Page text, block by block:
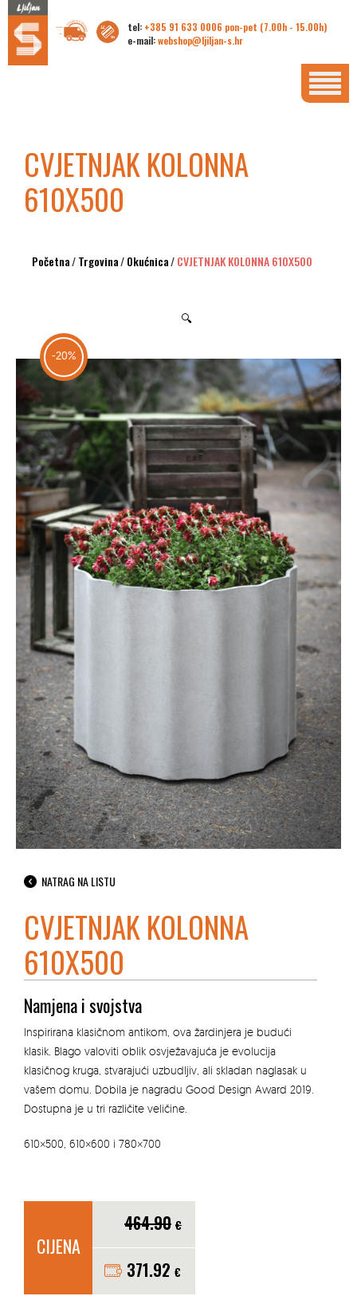
tel: +385 91 633 0006 pon-pet (7.00h - 15.00h)
e-mail:webshop@ljiljan-s.hr
CVJETNJAK KOLONNA
610X500
Početna/Trgovina/Okućnica/CVJETNJAK KOLONNA 610X500
🔍
-20%
NATRAG NA LISTU
CVJETNJAK KOLONNA
610X500
Namjena i svojstva
Inspirirana klasičnom antikom, ova žardinjera je budući
klasik. Blago valoviti oblik osvježavajuća je evolucija
klasičnog kruga, stvarajući uzbudljiv, ali skladan naglasak u
vašem domu. Dobila je nagradu Good Design Award 2019.
Dostupna je u tri različite veličine.
610×500, 610×600 i 780×700
CIJENA
464.90 €
371.92 €